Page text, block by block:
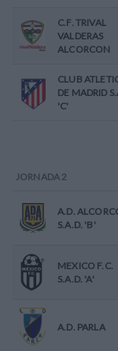
C.F. TRIVAL
VALDERAS
ALCORCON
CLUB
DE MADRID
'C'
JORNADA 2
A.D.
S.A.D. 'B'
MEXICO F.C.
S.A.D. 'A'
A.D. PARLA